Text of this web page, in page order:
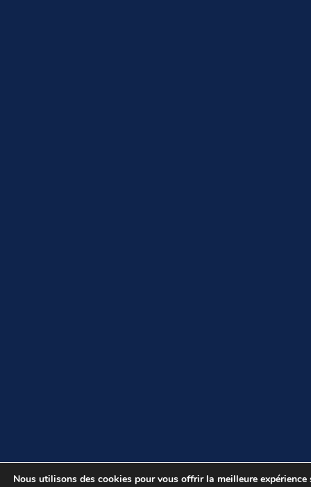
Nous utilisons des cookies pour vous offrir la meilleure expérience